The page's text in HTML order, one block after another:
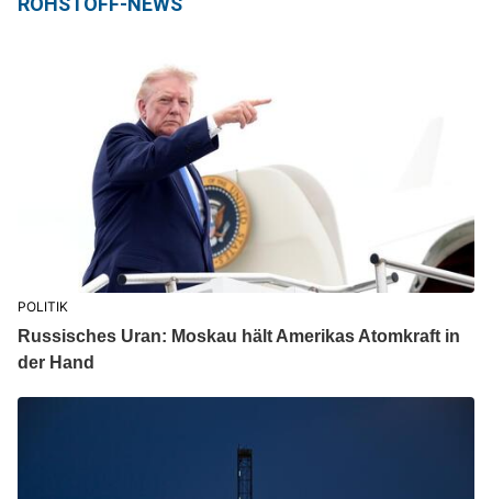
POLITIK
Russisches Uran: Moskau hält Amerikas Atomkraft in
der Hand